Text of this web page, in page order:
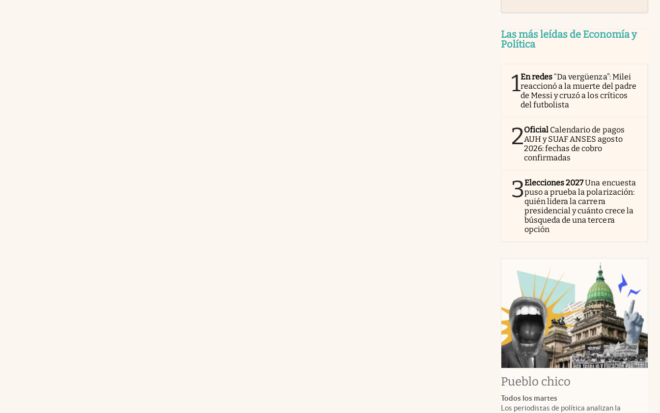
Las más leídas de Economía y
Política
1En redes“Da vergüenza”: Milei
reaccionó a la muerte del padre
de Messi y cruzó a los críticos
del futbolista
2Oficial Calendario de pagos
AUH y SUAF ANSES agosto
2026: fechas de cobro
confirmadas
3Elecciones 2027Una encuesta
puso a prueba la polarización:
quién lidera la carrera
presidencial y cuánto crece la
búsqueda de una tercera
opción
Pueblo chico
Todos los martes
Los periodistas de política analizan la